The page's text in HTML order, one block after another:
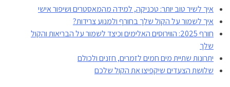
איך לשיר טוב יותר: טכניקה, למידה מהמאסטרים ושיפור אישי
איך לשמור על הקול שלך בחורף ולמנוע צרידות?
חורף 2025: הווירוסים האלימים וכיצד לשמור על הבריאות והקול
שלך
יתרונות שתיית מים חמים לזמרים, חזנים ולכולם
שלושת הצעדים שיקפיצו את הקול שלכם